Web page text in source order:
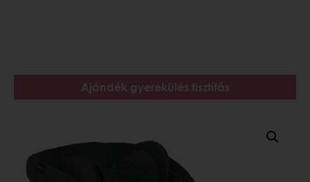
Ajándék gyerekülés tisztítás